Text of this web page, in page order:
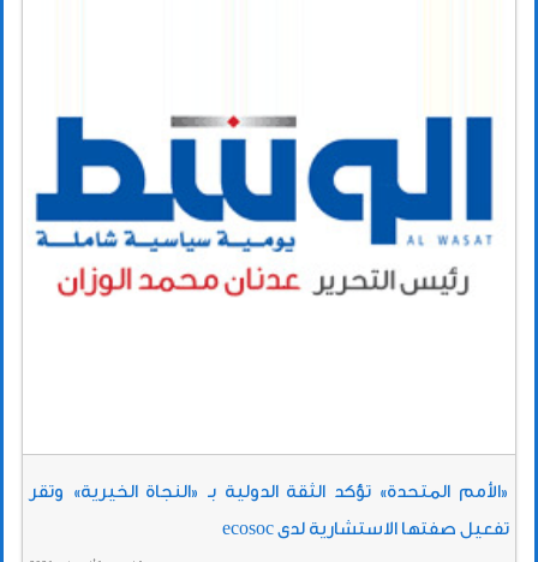
«الأمم المتحدة» تؤكد الثقة الدولية بـ «النجاة الخيرية» وتقر
تفعيل صفتها الاستشارية لدى ecosoc